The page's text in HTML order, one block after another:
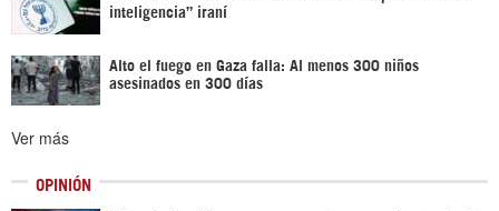
inteligencia” iraní
Alto el fuego en Gaza falla: Al menos 300 niños
asesinados en 300 días
Ver más
OPINIÓN